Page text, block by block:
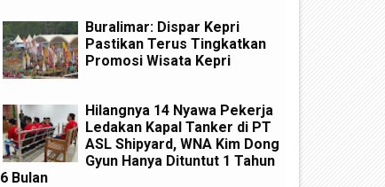
Buralimar: Dispar Kepri
Pastikan Terus Tingkatkan
Promosi Wisata Kepri
Hilangnya 14 Nyawa Pekerja
Ledakan Kapal Tanker di PT
ASL Shipyard, WNA Kim Dong
Gyun Hanya Dituntut 1 Tahun
6 Bulan